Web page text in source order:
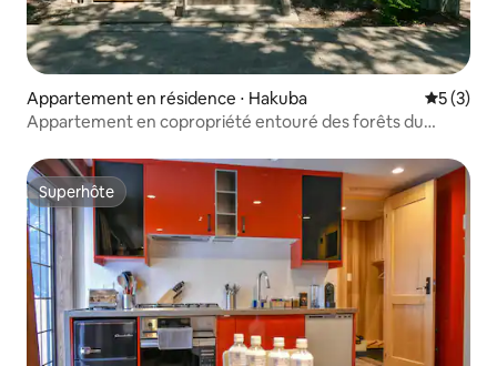
Appartement en résidence ⋅ Hakuba
5 (3)
Appartement en copropriété entouré des forêts du
Superhôte
Superhôte